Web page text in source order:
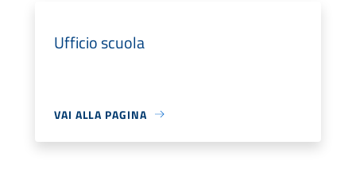
Ufficio scuola
VAI ALLA PAGINA